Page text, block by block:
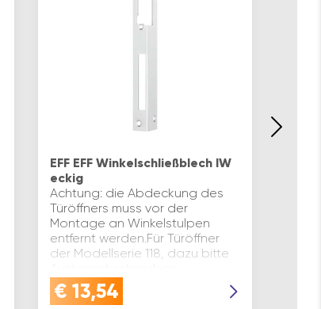
EFF EFF Winkelschließblech IW
eckig
Achtung: die Abdeckung des
Türöffners muss vor der
Montage an Winkelstulpen
entfernt werden.Für Türöffner
der Modellserie 118, dazu bitte
verwenden!
Blindlappenbreite(mm): 32 Lap…
€ 13,54